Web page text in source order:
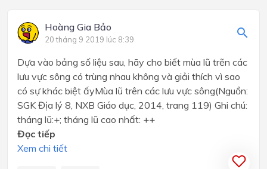
Hoàng Gia Bảo
20 tháng 9 2019 lúc 8:39
Dựa vào bảng số liệu sau, hãy cho biết mùa lũ trẽn các
lưu vực sông có trùng nhau không và giải thích vì sao
có sự khác biệt ấyMùa lũ trên các lưu vực sông(Nguồn:
SGK Địa lý 8, NXB Giáo dục, 2014, trang 119) Ghi chú:
tháng lũ:+; tháng lũ cao nhất: ++
Đọc tiếp
Xem chi tiết